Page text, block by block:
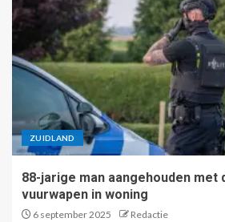
ZUIDLAND
88-jarige man aangehouden met
vuurwapen in woning
6 september 2025 Redactie